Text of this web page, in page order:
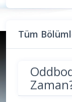
Tüm